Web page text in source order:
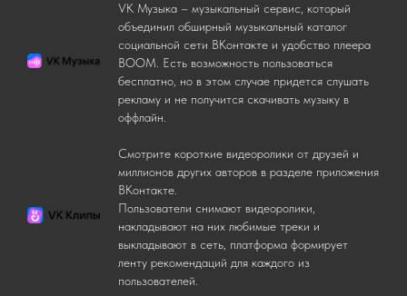
VK Музыка – музыкальный сервис, который
объединил обширный музыкальный каталог
социальной сети ВКонтакте и удобство плеера
BOOM. Есть возможность пользоваться
бесплатно, но в этом случае придется слушать
рекламу и не получится скачивать музыку в
оффлайн.
Смотрите короткие видеоролики от друзей и
миллионов других авторов в разделе приложения
ВКонтакте.
Пользователи снимают видеоролики,
накладывают на них любимые треки и
выкладывают в сеть, платформа формирует
ленту рекомендаций для каждого из
пользователей.